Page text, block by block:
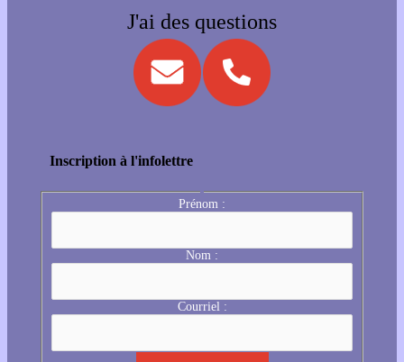
J'ai des questions
Inscription à l'infolettre
Prénom :
Nom :
Courriel :